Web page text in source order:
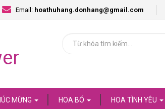
Email: hoathuhang.donhang@gmail.com
MỪNG HOA BÓ HOA TÌNH YÊU